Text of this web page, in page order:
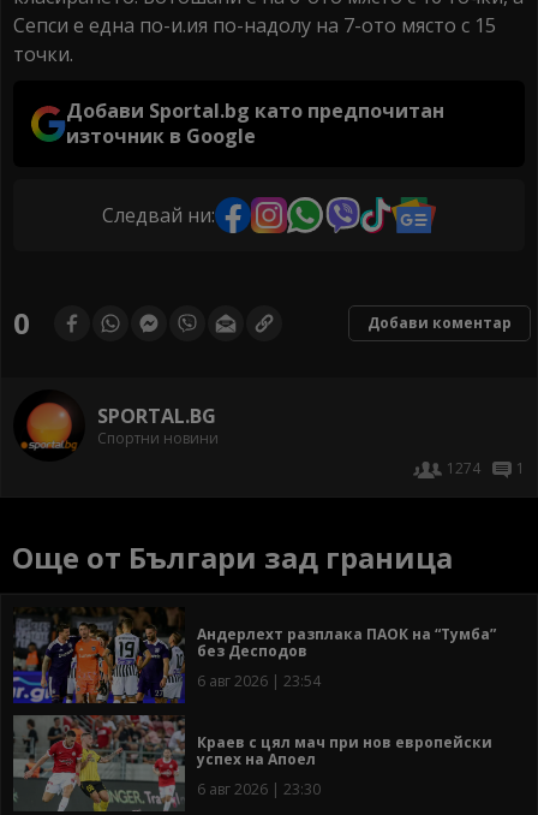
Сепси е една по-и.ия по-надолу на 7-ото място с 15
точки.
Добави Sportal.bg като предпочитан
източник в Google
Следвай ни:
0 Добави коментар
SPORTAL.BG
Спортни новини
1274
1
Още от Българи зад граница
Андерлехт разплака ПАОК на “Тумба”
без Десподов
6 авг 2026 | 23:54
Краев с цял мач при нов европейски
успех на Апоел
6 авг 2026 | 23:30